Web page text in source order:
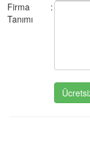
Firma
Tanımı
: